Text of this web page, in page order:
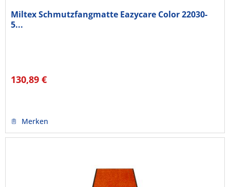
Miltex Schmutzfangmatte Eazycare Color 22030-
5...
130,89 €
Merken